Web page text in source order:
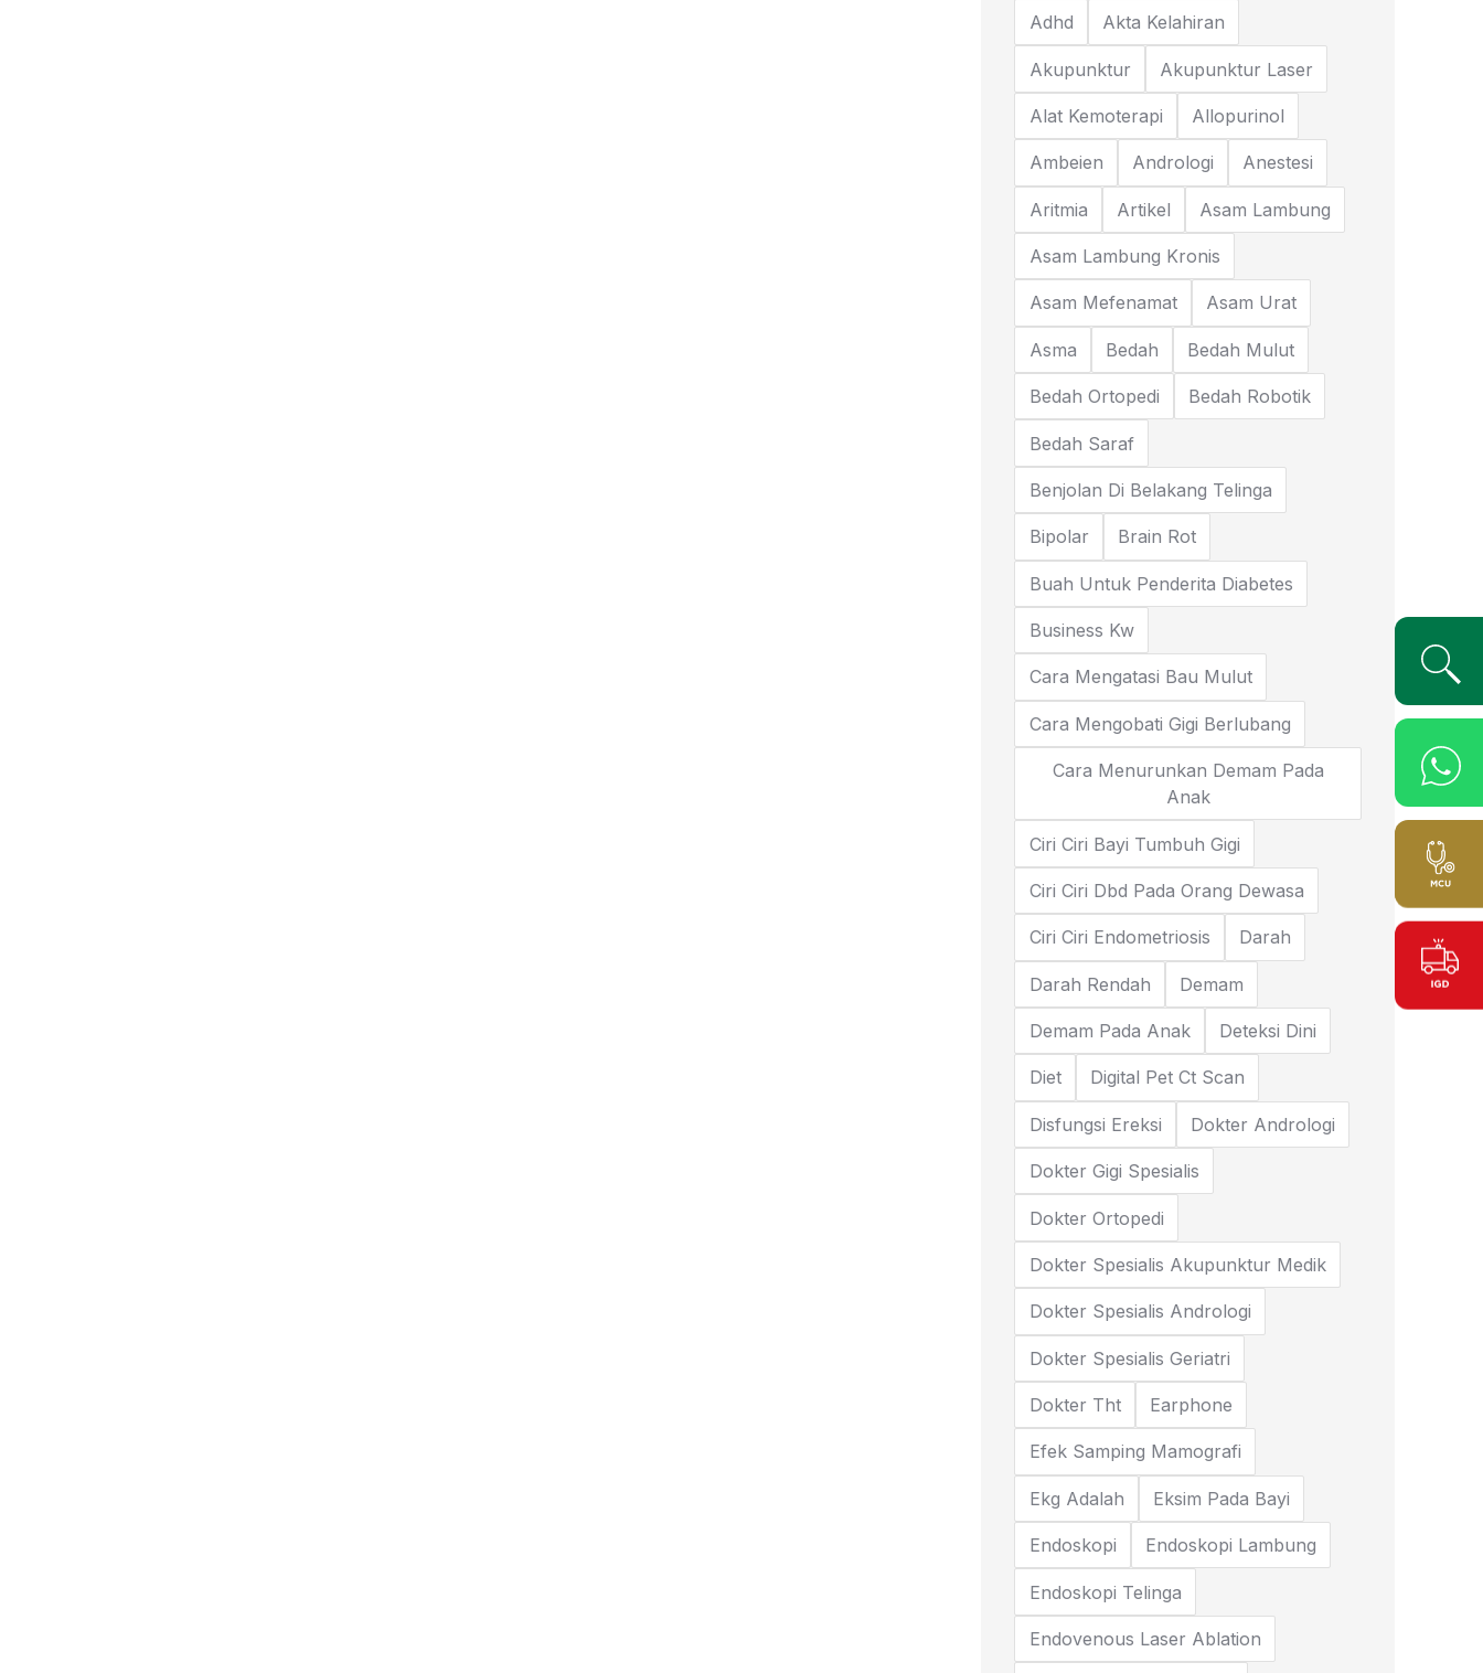
Adhd Akta Kelahiran
Akupunktur Akupunktur Laser
Alat Kemoterapi Allopurinol
Ambeien Andrologi Anestesi
Aritmia Artikel Asam Lambung
Asam Lambung Kronis
Asam Mefenamat Asam Urat
Asma Bedah Bedah Mulut
Bedah Ortopedi Bedah Robotik
Bedah Saraf
Benjolan Di Belakang Telinga
Bipolar Brain Rot
Buah Untuk Penderita Diabetes
Business Kw
Cara Mengatasi Bau Mulut
Cara Mengobati Gigi Berlubang
Cara Menurunkan Demam Pada
Anak
Ciri Ciri Bayi Tumbuh Gigi
Ciri Ciri Dbd Pada Orang Dewasa
Ciri Ciri Endometriosis Darah
Darah Rendah Demam
Demam Pada Anak Deteksi Dini
Diet Digital Pet Ct Scan
Disfungsi Ereksi Dokter Andrologi
Dokter Gigi Spesialis
Dokter Ortopedi
Dokter Spesialis Akupunktur Medik
Dokter Spesialis Andrologi
Dokter Spesialis Geriatri
Dokter Tht Earphone
Efek Samping Mamografi
Ekg Adalah Eksim Pada Bayi
Endoskopi Endoskopi Lambung
Endoskopi Telinga
Endovenous Laser Ablation